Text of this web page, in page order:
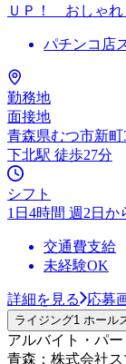
ＵＰ！ おしゃれ
パチンコ店
勤務地
面接地
青森県むつ市新町
下北駅 徒歩27分
シフト
1日4時間 週2日か
交通費支給
未経験OK
詳細を見る 応募
ライジング1 ホール
アルバイト・パー
青森：株式会社ス